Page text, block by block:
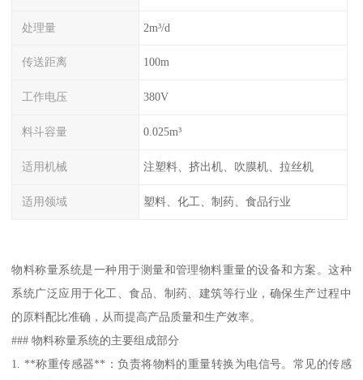
处理量 2m³/d
传送距离 100m
工作电压 380V
料斗容量 0.025m³
适用机械 注塑料、挤出机、吹膜机、拉丝机
适用领域 塑料、化工、制药、食品行业
物料称量系统是一种用于测量和管理物料重量的设备和方案。这种
系统广泛应用于化工、食品、制药、建筑等行业，确保生产过程中
的原料配比准确，从而提高产品质量和生产效率。
### 物料称量系统的主要组成部分
1. **称重传感器**：负责将物料的重量转换为电信号。常见的传感